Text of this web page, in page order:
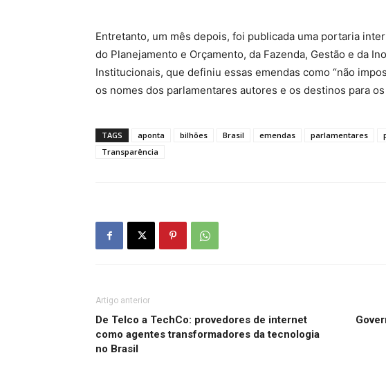
Entretanto, um mês depois, foi publicada uma portaria
do Planejamento e Orçamento, da Fazenda, Gestão e da
Institucionais, que definiu essas emendas como “não
os nomes dos parlamentares autores e os destinos para
TAGS aponta bilhões Brasil emendas parlamentares
Transparência
Artigo anterior
De Telco a TechCo: provedores de internet
como agentes transformadores da tecnologia
no Brasil